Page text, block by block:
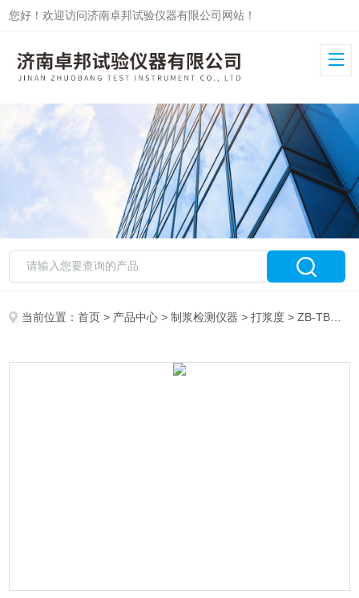
您好！欢迎访问济南卓邦试验仪器有限公司网站！
当前位置：首页 > 产品中心 >制浆检测仪器 >打浆度 > ZB-TB实验室叩解度测试仪